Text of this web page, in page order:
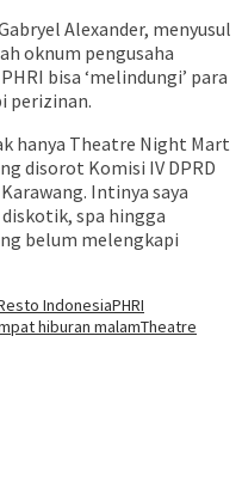
Alexander, menyusul
oknum pengusaha
bisa ‘melindungi’ para
perizinan.
hanya Theatre Night Mart
disorot Komisi IV DPRD
Intinya saya
spa hingga
belum melengkapi
IndonesiaPHRI
hiburan malamTheatre